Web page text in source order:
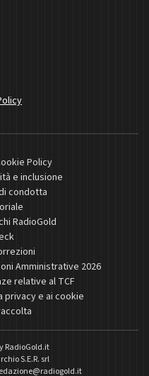
Policy
e inclusione
condotta
RadioGold
Amministrative 2026
relative al TCF
privacy e ai cookie
RadioGold.it
S.E.R. srl